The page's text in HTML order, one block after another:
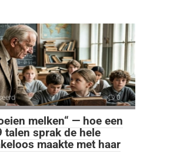
0
melken“ — hoe een
talen sprak de hele
maakte met haar